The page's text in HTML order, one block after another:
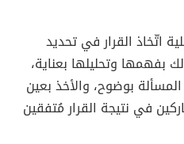
اتّخاذ القرار في تحديد
بفهمها وتحليلها بعناية،
بوضوح، والأخذ بعين
في نتيجة القرار مُتفقين